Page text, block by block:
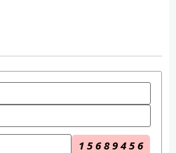
1 5 6 8 9 4 5 6